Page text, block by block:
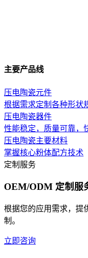
主要产品线
压电陶瓷元件
根据需求定制各种形状
压电陶瓷器件
性能稳定，质量可靠，
压电陶瓷主要材料
掌握核心粉体配方技术
定制服务
OEM/ODM 定制服
根据您的应用需求，提
制。
立即咨询